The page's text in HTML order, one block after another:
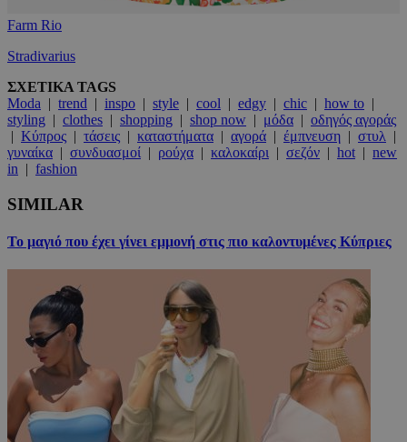
Farm Rio
Stradivarius
ΣΧΕΤΙΚΑ TAGS
Moda | trend | inspo | style | cool | edgy | chic | how to |
styling | clothes | shopping | shop now | μόδα | οδηγός αγοράς
| Κύπρος | τάσεις | καταστήματα | αγορά | έμπνευση | στυλ |
γυναίκα | συνδυασμοί | ρούχα | καλοκαίρι | σεζόν | hot | new
in | fashion
SIMILAR
Το μαγιό που έχει γίνει εμμονή στις πιο καλοντυμένες Κύπριες